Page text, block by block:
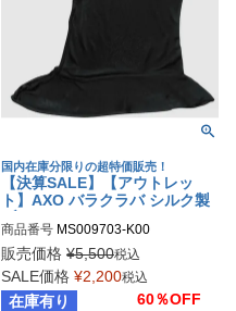
国内在庫分限りの超特価販売！
【決算SALE】【アウトレッ
ト】AXO バラクラバ シルク製
ブラック
商品番号 MS009703-K00
販売価格 ¥5,500税込
SALE価格 ¥2,200税込
在庫有り 60％OFF